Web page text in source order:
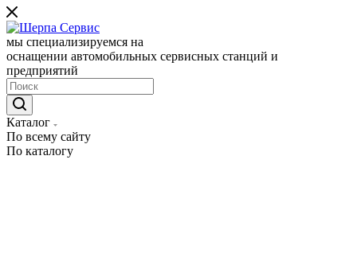
мы специализируемся на
оснащении автомобильных сервисных станций и
предприятий
Каталог
По всему сайту
По каталогу